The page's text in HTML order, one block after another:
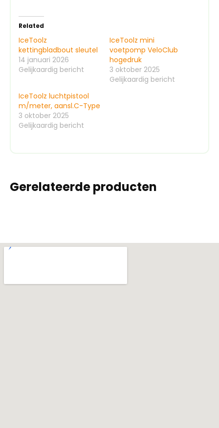
Related
IceToolz
kettingbladbout sleutel
14 januari 2026
Gelijkaardig bericht
IceToolz mini
voetpomp VeloClub
hogedruk
3 oktober 2025
Gelijkaardig bericht
IceToolz luchtpistool
m/meter, aansl.C-Type
3 oktober 2025
Gelijkaardig bericht
Gerelateerde producten